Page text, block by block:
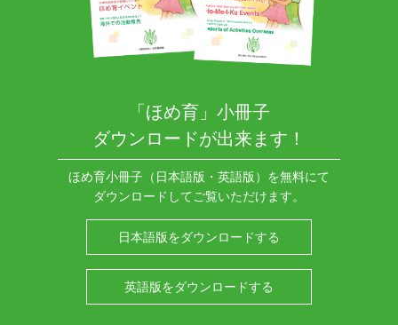
「ほめ育」小冊子
ダウンロードが出来ます！
ほめ育小冊子（日本語版・英語版）を無料にて
ダウンロードしてご覧いただけます。
日本語版をダウンロードする
英語版をダウンロードする